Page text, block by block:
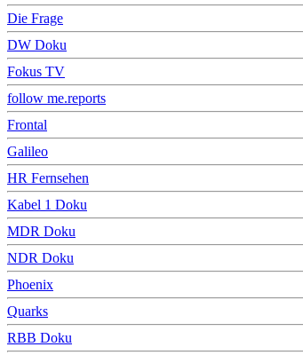
Die Frage
DW Doku
Fokus TV
follow me.reports
Frontal
Galileo
HR Fernsehen
Kabel 1 Doku
MDR Doku
NDR Doku
Phoenix
Quarks
RBB Doku